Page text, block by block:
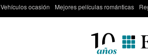
Vehículos ocasión Mejores películas románticas